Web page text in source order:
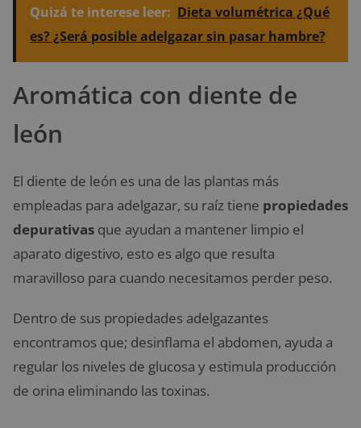
Quizá te interese leer: Dieta volumétrica ¿Qué
es? ¿Será posible adelgazar sin pasar hambre?
Aromática con diente de
león
El diente de león es una de las plantas más
empleadas para adelgazar, su raíz tiene propiedades
depurativas que ayudan a mantener limpio el
aparato digestivo, esto es algo que resulta
maravilloso para cuando necesitamos perder peso.
Dentro de sus propiedades adelgazantes
encontramos que; desinflama el abdomen, ayuda a
regular los niveles de glucosa y estimula producción
de orina eliminando las toxinas.